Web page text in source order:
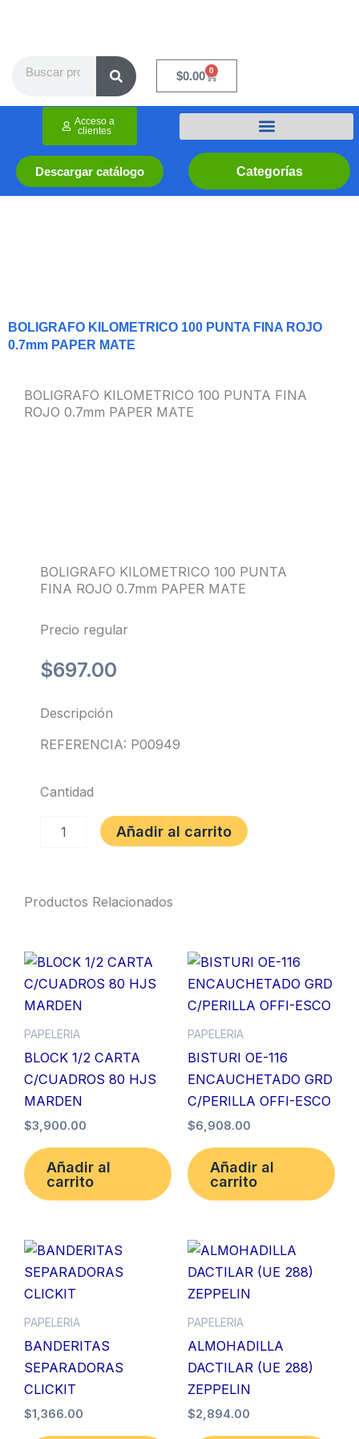
$0.00 0
Cart
Categorías
Descargar catálogo
Acceso a
clientes
BOLIGRAFO KILOMETRICO 100 PUNTA FINA ROJO
0.7mm PAPER MATE
BOLIGRAFO KILOMETRICO 100 PUNTA FINA
ROJO 0.7mm PAPER MATE
BOLIGRAFO KILOMETRICO 100 PUNTA
FINA ROJO 0.7mm PAPER MATE
Precio regular
$697.00
Descripción
REFERENCIA: P00949
Cantidad
KILOMETRICO
ROJO
cantidad
Añadir al carrito
Productos Relacionados
PAPELERIA
BLOCK 1/2 CARTA
C/CUADROS 80 HJS
MARDEN
$3,900.00
Añadir al
carrito
PAPELERIA
BISTURI OE-116
ENCAUCHETADO GRD
C/PERILLA OFFI-ESCO
$6,908.00
Añadir al
carrito
PAPELERIA
BANDERITAS
SEPARADORAS
CLICKIT
$1,366.00
PAPELERIA
ALMOHADILLA
DACTILAR (UE 288)
ZEPPELIN
$2,894.00